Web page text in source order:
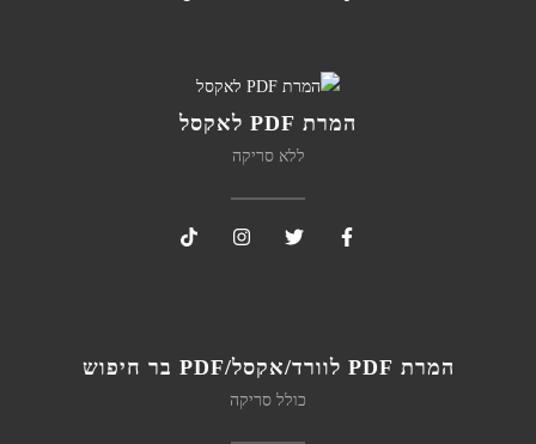
המרת PDF לאקסל
ללא סריקה
המרת PDF לוורד/אקסל/PDF בר חיפוש
כולל סריקה